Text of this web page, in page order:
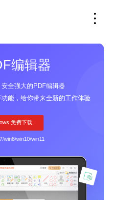
编辑器
全强大的PDF编辑器
能，给你带来全新的工作体验
免费下载
win8/win10/win11